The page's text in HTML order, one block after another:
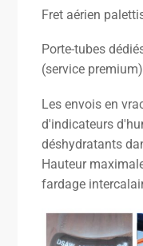
Fret aérien
Porte-tubes
(service premium)
Les envois en
d'indicateurs
déshydratants
Hauteur
fardage